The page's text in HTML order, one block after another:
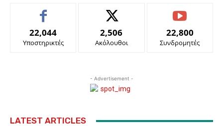
22,044
Υποστηρικτές
2,506
Ακόλουθοι
22,800
Συνδρομητές
- Advertisement -
LATEST ARTICLES